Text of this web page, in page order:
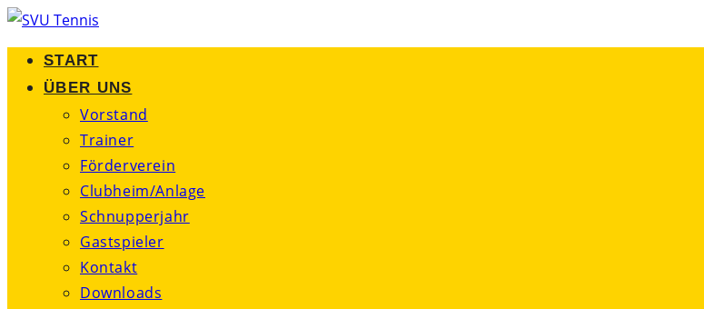
Zum
Inhalt
springenSTART
ÜBER UNS
Vorstand
Trainer
Förderverein
Clubheim/Anlage
Schnupperjahr
Gastspieler
Kontakt
Downloads